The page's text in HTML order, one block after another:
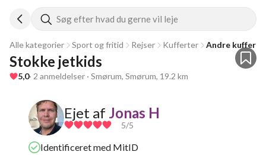
Søg efter hvad du gerne vil leje
Alle kategorier Sport og fritid Rejser Kufferter Andre
Stokke jetkids
5,0· 2 anmeldelser · Smørum, Smørum, 19.2 km
Ejet af Jonas H
5/5
Identificeret med MitID